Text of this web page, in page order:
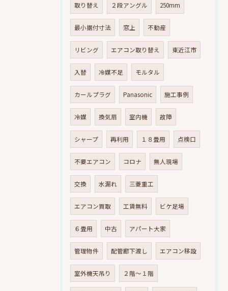
取り替え ２段アングル 250mm
最小据付寸法 窓上 不動産
リビング エアコン取り替え 東近江市
入替 冷媒不足 モルタル
カールプラグ Panasonic 施工事例
冷媒 換気扇 室内機 故障
シャープ 再利用 １８畳用 点検口
不要エアコン コロナ 無人現場
交換 水漏れ 三菱重工
エアコン買取 工賃無料 ビケ足場
６畳用 中古 アパート大家
管理物件 配管廊下渡し エアコン移設
室外機天吊り ２階～１階